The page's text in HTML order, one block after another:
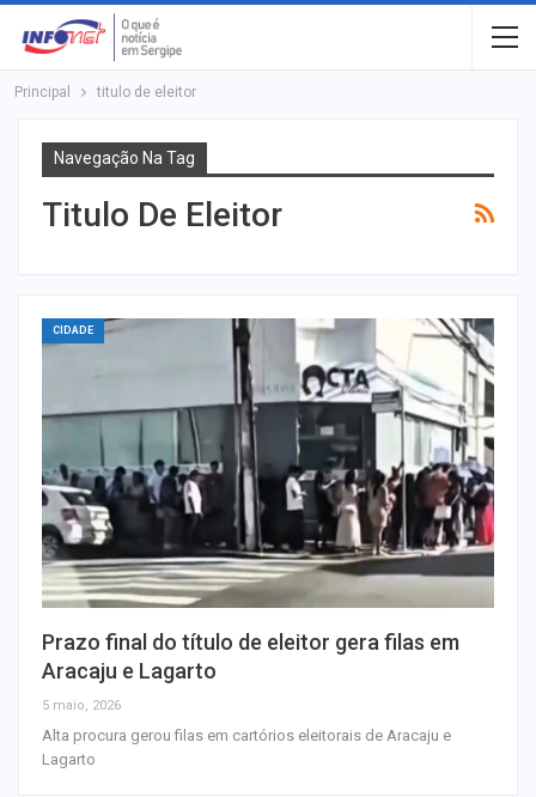
Principal titulo de eleitor
Navegação Na Tag
Titulo De Eleitor
CIDADE
Prazo final do título de eleitor gera filas em
Aracaju e Lagarto
5 maio, 2026
Alta procura gerou filas em cartórios eleitorais de Aracaju e
Lagarto